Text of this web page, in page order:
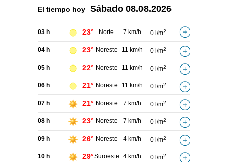
El tiempo hoy Sábado 08.08.2026
03 h 23° Norte 7 km/h 0 l/m2
04 h 23° Noreste 11 km/h 0 l/m2
05 h 22° Noreste 11 km/h 0 l/m2
06 h 21° Noreste 11 km/h 0 l/m2
07 h 21° Noreste 7 km/h 0 l/m2
08 h 23° Noreste 7 km/h 0 l/m2
09 h 26° Noreste 4 km/h 0 l/m2
10 h 29°Suroeste 4 km/h 0 l/m2